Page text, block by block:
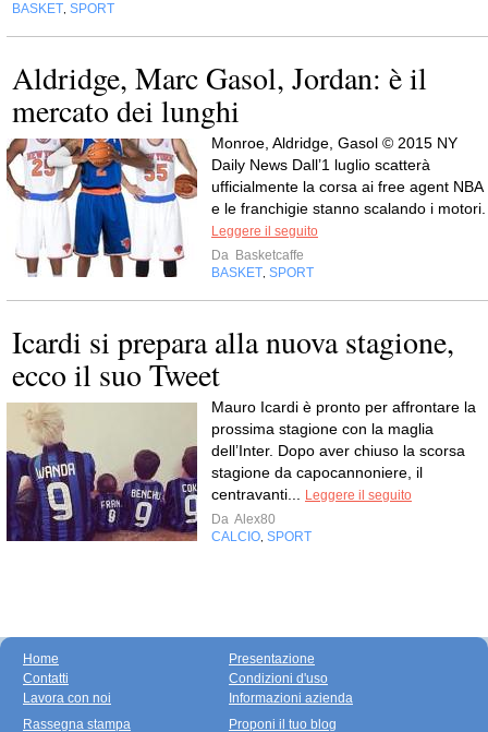
BASKET SPORT
Aldridge, Marc Gasol, Jordan: è il
mercato dei lunghi
Monroe, Aldridge, Gasol © 2015 NY
Daily News Dall’1 luglio scatterà
ufficialmente la corsa ai free agent NBA
e le franchigie stanno scalando i motori.
Leggere il seguito
Da Basketcaffe
BASKET SPORT
Icardi si prepara alla nuova stagione,
ecco il suo Tweet
Mauro Icardi è pronto per affrontare la
prossima stagione con la maglia
dell’Inter. Dopo aver chiuso la scorsa
stagione da capocannoniere, il
centravanti...
Leggere il seguito
Da Alex80
CALCIO SPORT
Home
Contatti
Lavora con noi
Presentazione
Condizioni d'uso
Informazioni azienda
Rassegna stampa
Proponi il tuo blog